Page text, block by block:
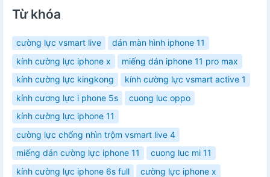
Từ khóa
cường lực vsmart live
dán màn hình iphone 11
kính cường lực iphone x
miếng dán iphone 11 pro max
kính cường lực kingkong
kính cường lực vsmart active 1
kính cương lực i phone 5s
cuong luc oppo
kính cường lực iphone 11
cường lực chống nhìn trộm vsmart live 4
miếng dán cường lực iphone 11
cuong luc mi 11
kính cường lực iphone 6s full
cường lực iphone x